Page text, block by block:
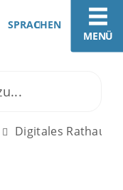
MENÜ
SPRACHEN
Digitales Rathaus